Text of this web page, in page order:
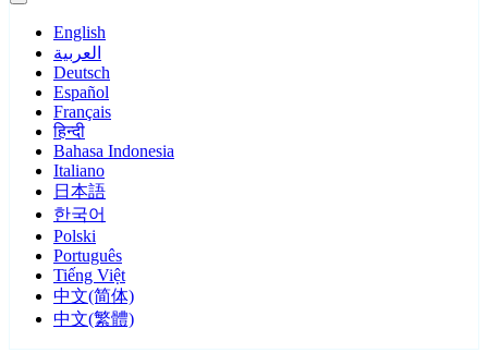
English
العربية
Deutsch
Español
Français
हिन्दी
Bahasa Indonesia
Italiano
日本語
한국어
Polski
Português
Tiếng Việt
中文(简体)
中文(繁體)